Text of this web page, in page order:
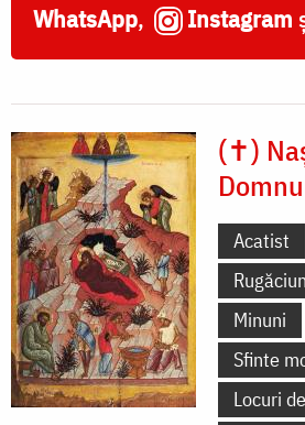
WhatsApp, Instagram
(✝)
Acatist
Minuni
Sfinte
Locuri